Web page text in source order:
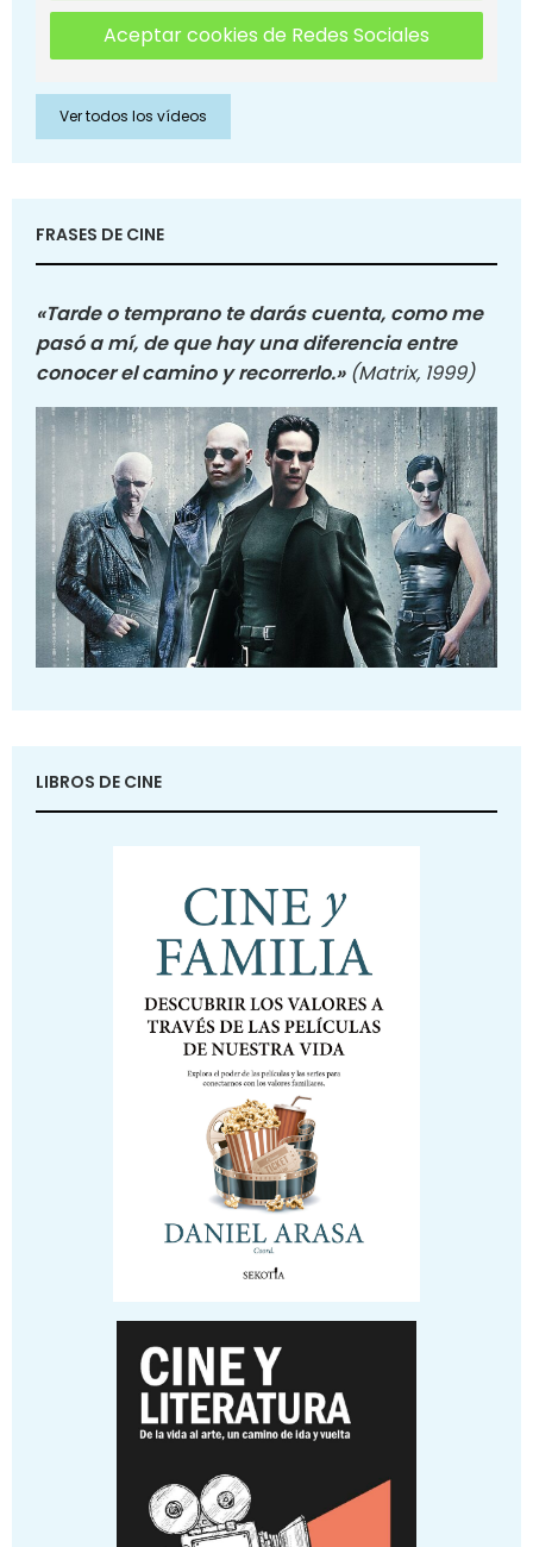
Aceptar cookies de Redes Sociales
Ver todos los vídeos
FRASES DE CINE
«Tarde o temprano te darás cuenta, como me
pasó a mí, de que hay una diferencia entre
conocer el camino y recorrerlo.» (Matrix, 1999)
LIBROS DE CINE